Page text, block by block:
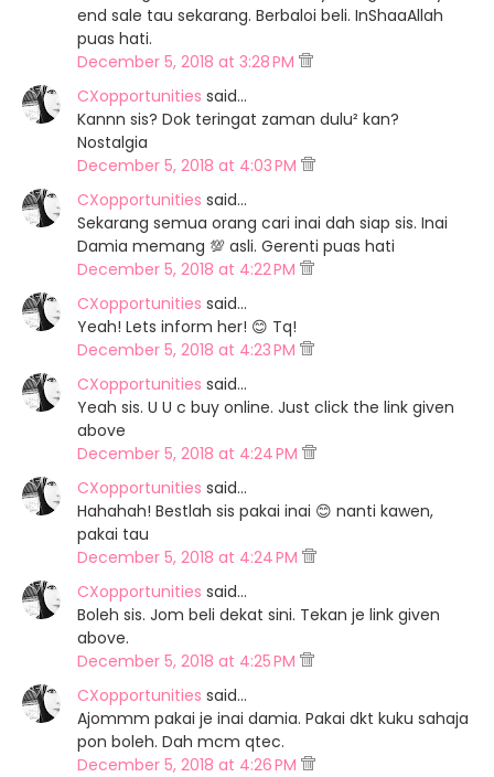
end sale tau sekarang. Berbaloi beli. InShaaAllah
puas hati.
December 5, 2018 at 3:28 PM
CXopportunities said…
Kannn sis? Dok teringat zaman dulu² kan?
Nostalgia
December 5, 2018 at 4:03 PM
CXopportunities said…
Sekarang semua orang cari inai dah siap sis. Inai
Damia memang 💯 asli. Gerenti puas hati
December 5, 2018 at 4:22 PM
CXopportunities said…
Yeah! Lets inform her! 😊 Tq!
December 5, 2018 at 4:23 PM
CXopportunities said…
Yeah sis. U U c buy online. Just click the link given
above
December 5, 2018 at 4:24 PM
CXopportunities said…
Hahahah! Bestlah sis pakai inai 😊 nanti kawen,
pakai tau
December 5, 2018 at 4:24 PM
CXopportunities said…
Boleh sis. Jom beli dekat sini. Tekan je link given
above.
December 5, 2018 at 4:25 PM
CXopportunities said…
Ajommm pakai je inai damia. Pakai dkt kuku sahaja
pon boleh. Dah mcm qtec.
December 5, 2018 at 4:26 PM